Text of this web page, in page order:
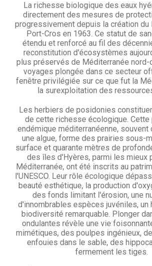
La richesse biologique des eaux
directement des mesures de
progressivement depuis la création du
Port-Cros en 1963. Ce statut de
étendu et renforcé au fil des
reconstitution d'écosystèmes
plus préservés de Méditerranée nord-
voyages plongée dans ce secteur
fenêtre privilégiée sur ce que fut la
la surexploitation des
Les herbiers de posidonies
de cette richesse écologique. Cette
endémique méditerranéenne, souvent
une algue, forme des prairies sous-
surface et quarante mètres de
des îles d'Hyères, parmi les mieux
Méditerranée, ont été inscrits au
l'UNESCO. Leur rôle écologique
beauté esthétique, la production
des fonds limitant l'érosion, une
d'innombrables espèces juvéniles, un
biodiversité remarquable. Plonger
ondulantes révèle une vie
mimétiques, des poulpes ingénieux,
enfouies dans le sable, des
fermement les tiges.